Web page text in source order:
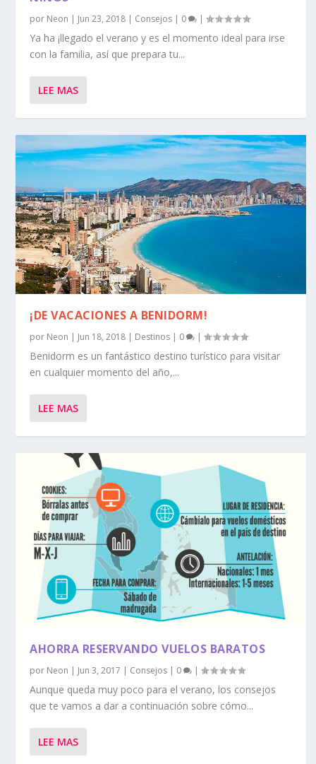
por Neon | Jun 23, 2018 | Consejos | 0 |
Ya ha ¡llegado el verano y es el momento ideal para irse
con la familia, así que prepara tu...
LEE MAS
¡DE VACACIONES A BENIDORM!
por Neon | Jun 18, 2018 | Destinos | 0 |
Benidorm es un fantástico destino turístico para visitar
en cualquier momento del año,...
LEE MAS
AHORRA RESERVANDO VUELOS BARATOS
por Neon | Jun 3, 2017 | Consejos | 0 |
Aunque queda muy poco para el verano, los consejos
que te vamos a dar a continuación sobre cómo...
LEE MAS